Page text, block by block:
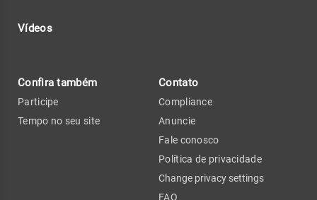
Vídeos
Confira também
Participe
Tempo no seu site
Contato
Compliance
Anuncie
Fale conosco
Política de privacidade
Change privacy settings
FAQ